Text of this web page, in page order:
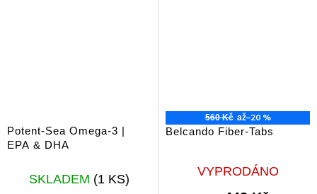
Potent-Sea Omega-3 |
EPA & DHA
SKLADEM (1 KS)
560 Kč až–20 %
Belcando Fiber-Tabs
Průměrné
hodnocení
produktu
VYPRODÁNO